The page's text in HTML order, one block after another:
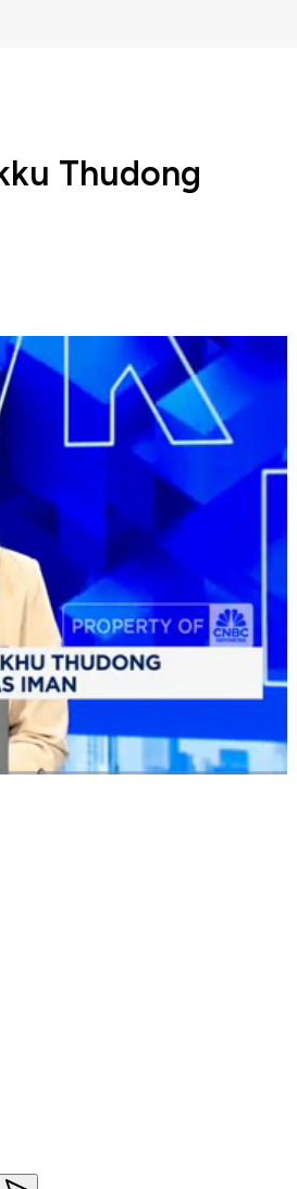
Thudong
Riverwalk Island, Pantai Indah
perjalanan spiritual sejauh 2.800
doa dan pemberkahan di Si
2025, di Si Mian Fo, Riverwalk
pengendalian diri dan
berkumpul dalam keheningan dan
15/05/2025) berikut ini.